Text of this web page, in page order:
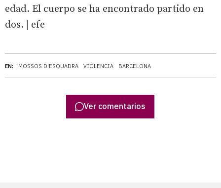
EN: MOSSOS D'ESQUADRA VIOLENCIA BARCELONA
edad. El cuerpo se ha encontrado partido en
dos. | efe
Ver comentarios